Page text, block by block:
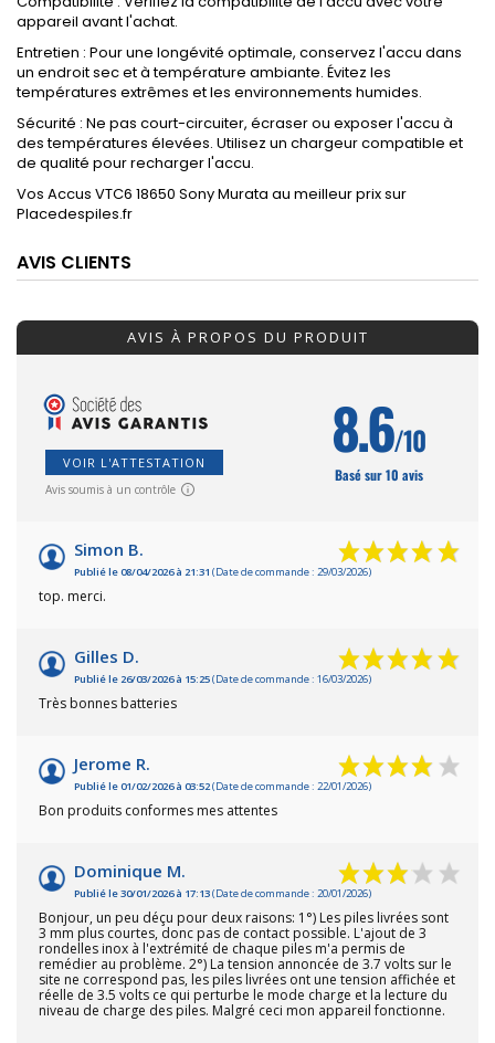
appareil avant l'achat.
Entretien : Pour une longévité optimale, conservez l'accu dans
un endroit sec et à température ambiante. Évitez les
températures extrêmes et les environnements humides.
Sécurité : Ne pas court-circuiter, écraser ou exposer l'accu à
des températures élevées. Utilisez un chargeur compatible et
de qualité pour recharger l'accu.
Vos Accus VTC6 18650 Sony Murata au meilleur prix sur
Placedespiles.fr
AVIS CLIENTS
AVIS À PROPOS DU PRODUIT
VOIR L'ATTESTATION
Avis soumis à un contrôle
8.6/10
Basé sur 10 avis
Simon B.
Publié le 08/04/2026 à 21:31 (Date de commande : 29/03/2026)
top. merci.
Gilles D.
Publié le 26/03/2026 à 15:25(Date de commande : 16/03/2026)
Très bonnes batteries
Jerome R.
Publié le 01/02/2026 à 03:52(Date de commande : 22/01/2026)
Bon produits conformes mes attentes
Dominique M.
Publié le 30/01/2026 à 17:13(Date de commande : 20/01/2026)
Bonjour, un peu déçu pour deux raisons: 1°) Les piles livrées sont
3 mm plus courtes, donc pas de contact possible. L'ajout de 3
rondelles inox à l'extrémité de chaque piles m'a permis de
remédier au problème. 2°) La tension annoncée de 3.7 volts sur le
site ne correspond pas, les piles livrées ont une tension affichée et
réelle de 3.5 volts ce qui perturbe le mode charge et la lecture du
niveau de charge des piles. Malgré ceci mon appareil fonctionne.